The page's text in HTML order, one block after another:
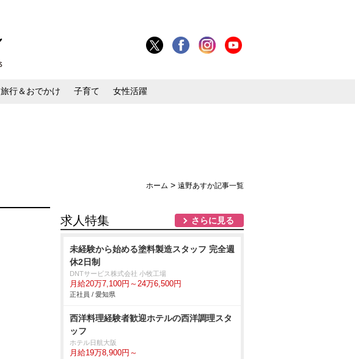
旅行＆おでかけ 子育て 女性活躍
ホーム > 遠野あすか記事一覧
求人特集 さらに見る
未経験から始める塗料製造スタッフ 完全週
休2日制
DNTサービス株式会社 小牧工場
月給20万7,100円～24万6,500円
正社員 / 愛知県
西洋料理経験者歓迎ホテルの西洋調理スタ
ッフ
ホテル日航大阪
月給19万8,900円～